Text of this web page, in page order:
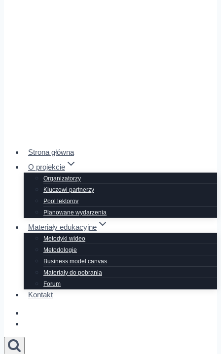
Strona główna
O projekcie
Organizatorzy
Kluczowi partnerzy
Pool lektorov
Planowane wydarzenia
Materiały edukacyjne
Metodyki wideo
Metodologie
Business model canvas
Materiały do pobrania
Forum
Kontakt